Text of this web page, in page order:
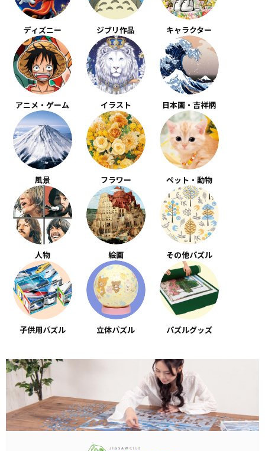
ディズニー ジブリ作品 キャラクター
アニメ・ゲーム イラスト 日本画・吉祥柄
風景 フラワー ペット・動物
人物 絵画 その他パズル
子供用パズル 立体パズル パズルグッズ